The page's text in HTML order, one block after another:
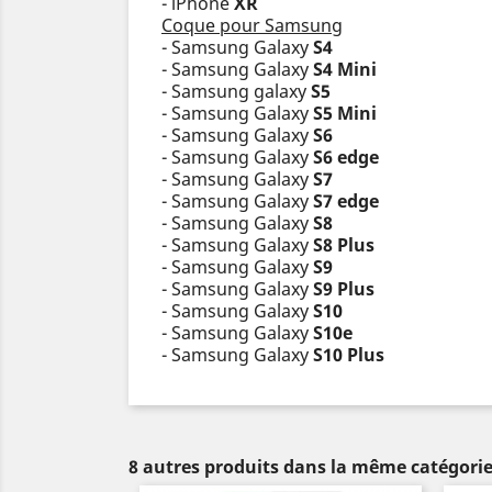
Coque pour Samsung
- Samsung GalaxyS4
- Samsung GalaxyS4 Mini
- Samsung galaxyS5
- Samsung GalaxyS5 Mini
- Samsung GalaxyS6
- Samsung GalaxyS6 edge
- Samsung GalaxyS7
- Samsung GalaxyS7 edge
- Samsung GalaxyS8
- Samsung GalaxyS8 Plus
- Samsung GalaxyS9
- Samsung GalaxyS9 Plus
- Samsung GalaxyS10
- Samsung GalaxyS10e
- Samsung GalaxyS10 Plus
8 autres produits dans la même